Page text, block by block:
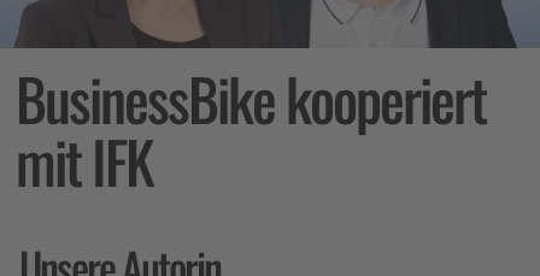
BusinessBike kooperiert
mit IFK